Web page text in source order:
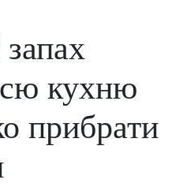
кухню
прибрати